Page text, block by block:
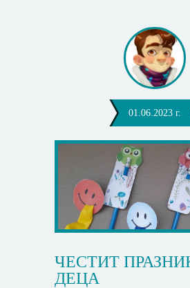
01.06.2023 г.
ЧЕСТИТ
ДЕЦА